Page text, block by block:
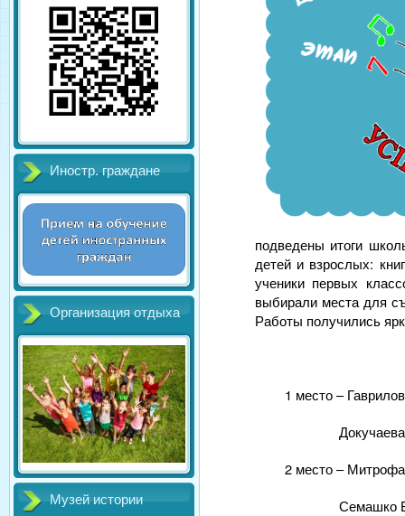
Иностр. граждане
Организация отдыха
Музей истории
подведены итоги
детей и взрослых:
ученики первых
выбирали места для
Работы получились
1 место –
Докучаева
2 место –
Семашко